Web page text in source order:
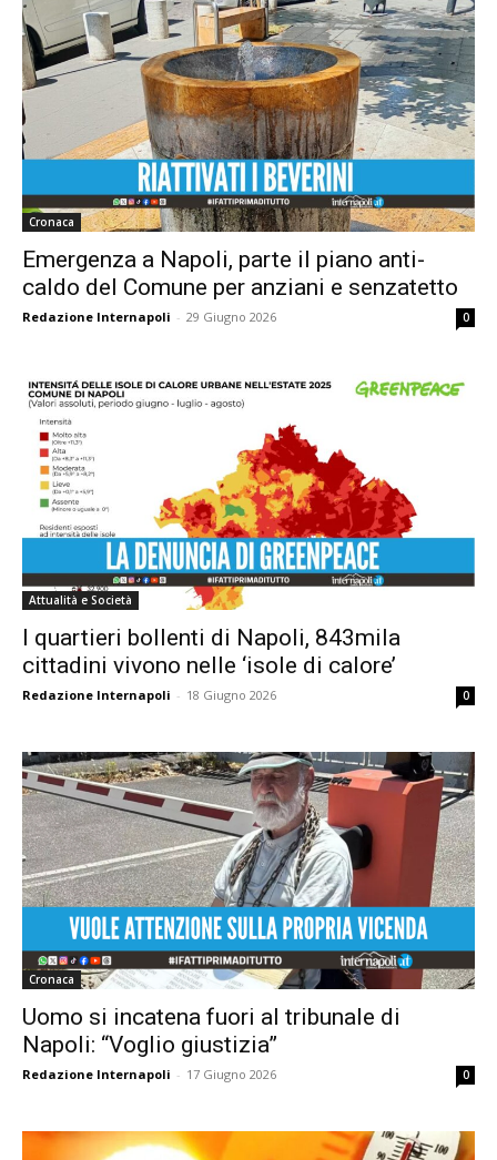
Cronaca
Emergenza a Napoli, parte il piano anti-
caldo del Comune per anziani e senzatetto
Redazione Internapoli - 29 Giugno 2026 0
Attualità e Società
I quartieri bollenti di Napoli, 843mila
cittadini vivono nelle ‘isole di calore’
Redazione Internapoli - 18 Giugno 2026 0
Cronaca
Uomo si incatena fuori al tribunale di
Napoli: “Voglio giustizia”
Redazione Internapoli - 17 Giugno 2026 0